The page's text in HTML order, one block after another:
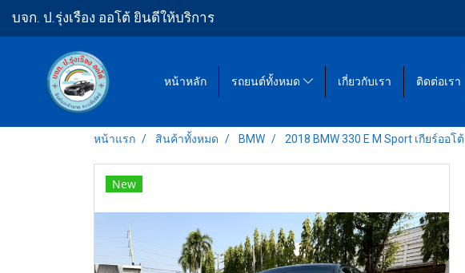
บจก. ป.รุ่งเรือง ออโต้ ยินดีให้บริการ
หน้าหลัก รถยนต์ทั้งหมด เกี่ยวกับเรา ติดต่อเรา
หน้าแรก สินค้าทั้งหมด BMW 2018 BMW 330 E M Sport เกียร์ออโต้
New